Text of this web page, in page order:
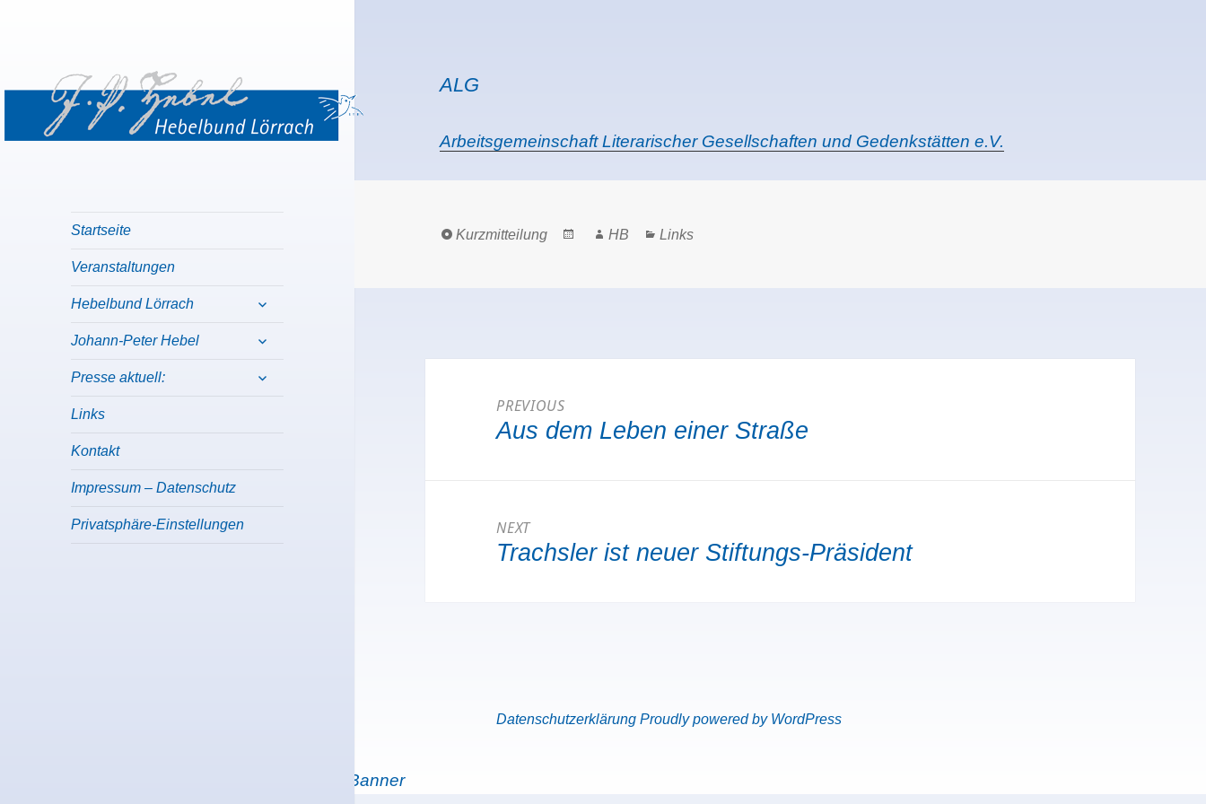
Startseite
Veranstaltungen
Hebelbund Lörrach
child
Johann-Peter Hebel
child
Presse aktuell:
child
Links
Kontakt
Impressum – Datenschutz
Privatsphäre-Einstellungen
ALG
Arbeitsgemeinschaft Literarischer Gesellschaften und Gedenkstätten e.V.
Format
Kurzmitteilung
PostedAuthor
HB Categories
Links
PREVIOUS
Previous
Aus dem Leben einer Straße
NEXT
Next
Trachsler ist neuer Stiftungs-Präsident
Datenschutzerklärung Proudly powered by WordPress
WordPress Cookie Hinweis von Real Cookie Banner